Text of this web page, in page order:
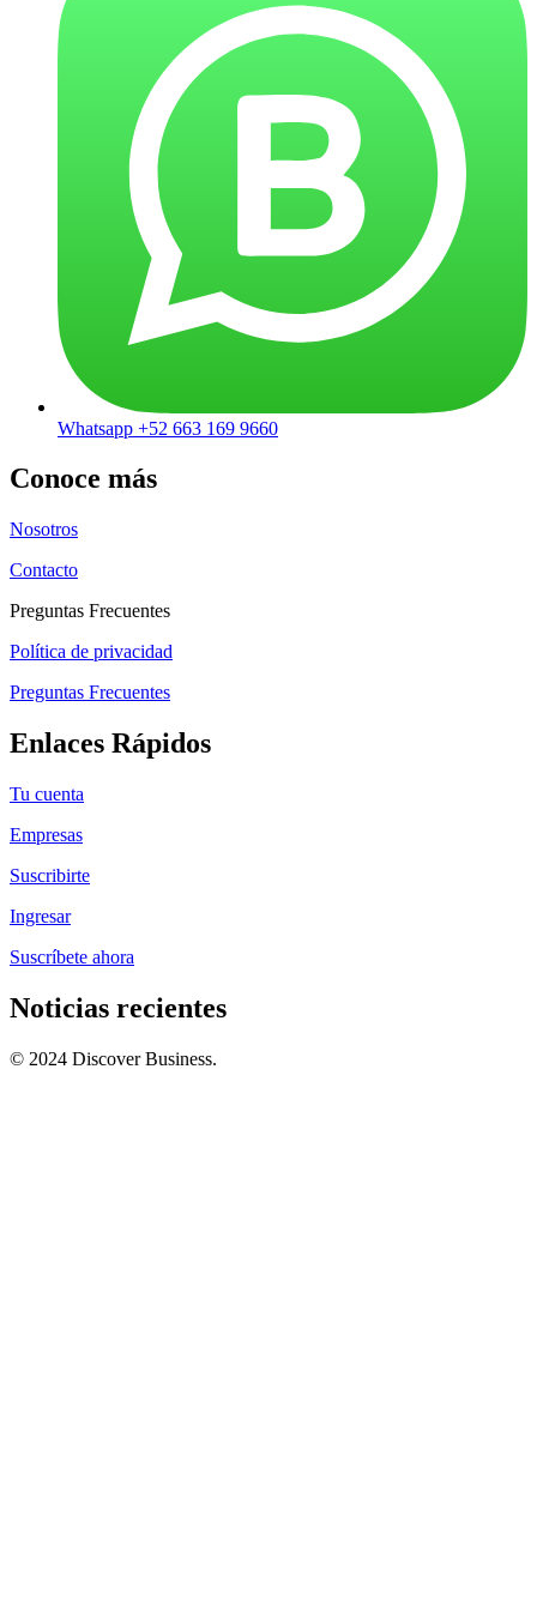
Whatsapp +52 663 169 9660
Conoce más
Nosotros
Contacto
Preguntas Frecuentes
Política de privacidad
Preguntas Frecuentes
Enlaces Rápidos
Tu cuenta
Empresas
Suscribirte
Ingresar
Suscríbete ahora
Noticias recientes
© 2024 Discover Business.